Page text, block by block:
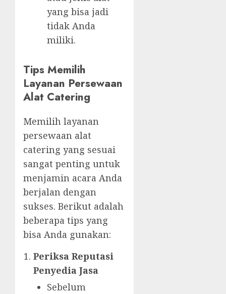
yang bisa jadi
tidak Anda
miliki.
Tips Memilih
Layanan Persewaan
Alat Catering
Memilih layanan
persewaan alat
catering yang sesuai
sangat penting untuk
menjamin acara Anda
berjalan dengan
sukses. Berikut adalah
beberapa tips yang
bisa Anda gunakan:
Periksa Reputasi
Penyedia Jasa
Sebelum